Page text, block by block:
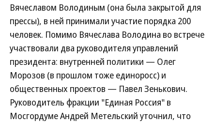
Вячеславом Володиным (она была закрытой для
прессы), в ней принимали участие порядка 200
человек. Помимо Вячеслава Володина во встрече
участвовали два руководителя управлений
президента: внутренней политики — Олег
Морозов (в прошлом тоже единоросс) и
общественных проектов — Павел Зенькович.
Руководитель фракции "Единая Россия" в
Мосгордуме Андрей Метельский уточнил, что